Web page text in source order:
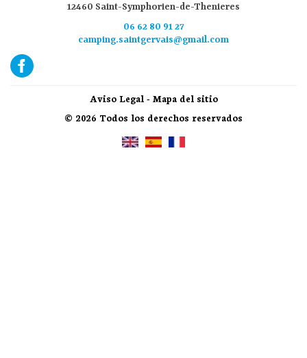
12460 Saint-Symphorien-de-Thenieres
06 62 80 91 27
camping.saintgervais@gmail.com
Aviso Legal- Mapa del sitio
© 2026 Todos los derechos reservados